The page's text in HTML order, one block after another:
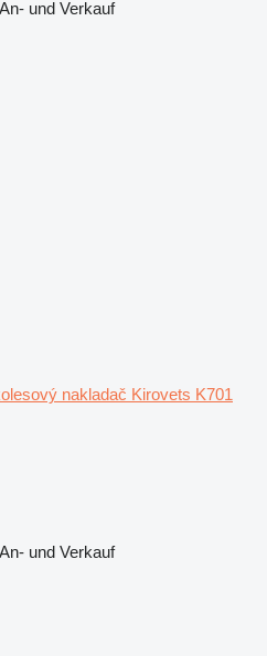
und Verkauf
nakladač Kirovets K701
und Verkauf